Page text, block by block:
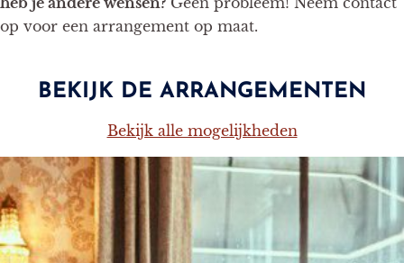
op voor een arrangement op maat.
BEKIJK DE ARRANGEMENTEN
Bekijk alle mogelijkheden